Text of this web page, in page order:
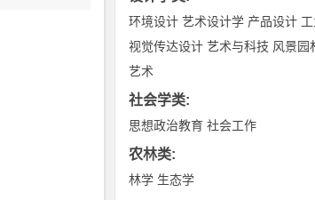
环境设计 艺术设计学 产品设计
视觉传达设计 艺术与科技 风景园
艺术
社会学类:
思想政治教育 社会工作
农林类:
林学 生态学